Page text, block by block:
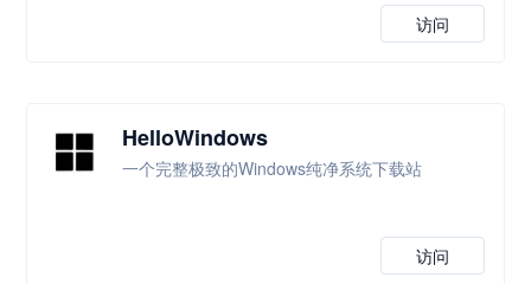
访问
HelloWindows
一个完整极致的Windows纯净系统下载站
访问